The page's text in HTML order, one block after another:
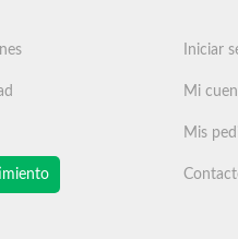
Iniciar
Mi
Mis